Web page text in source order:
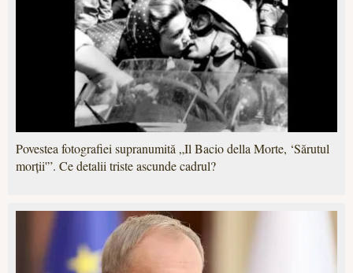
Povestea fotografiei supranumită „Il Bacio della Morte, ‘Sărutul
morții'”. Ce detalii triste ascunde cadrul?